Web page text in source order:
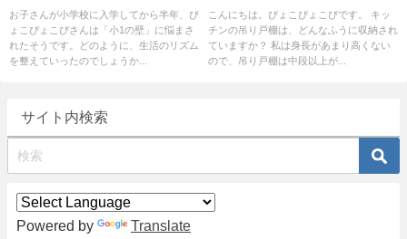
お子さんが小学校に入学してから半年、ぴ
ょこぴょこぴさんは「小1の壁」に悩まさ
れたそうです。どのように、生活のリズム
を整えていったのでしょうか...
吊り戸棚収納
こんにちは。ぴょこぴょこぴです。 キッ
チンの吊り戸棚は、どんなふうに収納され
ていますか？ 私は身長があまり高くない
ので、吊り戸棚は中段以上が...
サイト内検索
Powered by Translate